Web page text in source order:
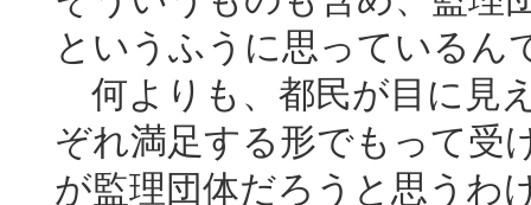
というふうに思っているん
何よりも、都民が目に見
ぞれ満足する形でもって受
が監理団体だろうと思うわ